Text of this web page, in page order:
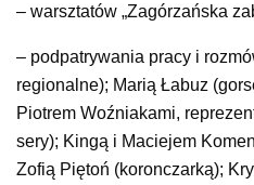
– warsztatów „Zagórzańska
– podpatrywania pracy i
regionalne); Marią Łabuz
Piotrem Woźniakami,
sery); Kingą i Maciejem
Zofią Piętoń (koronczarką);